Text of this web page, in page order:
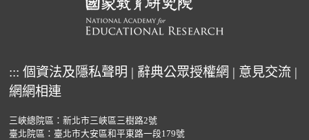
::: 個資法及隱私聲明 | 辭典公眾授權網 | 意見交流 |
網網相連
三峽總院區：新北市三峽區三樹路2號
臺北院區：臺北市大安區和平東路一段179號